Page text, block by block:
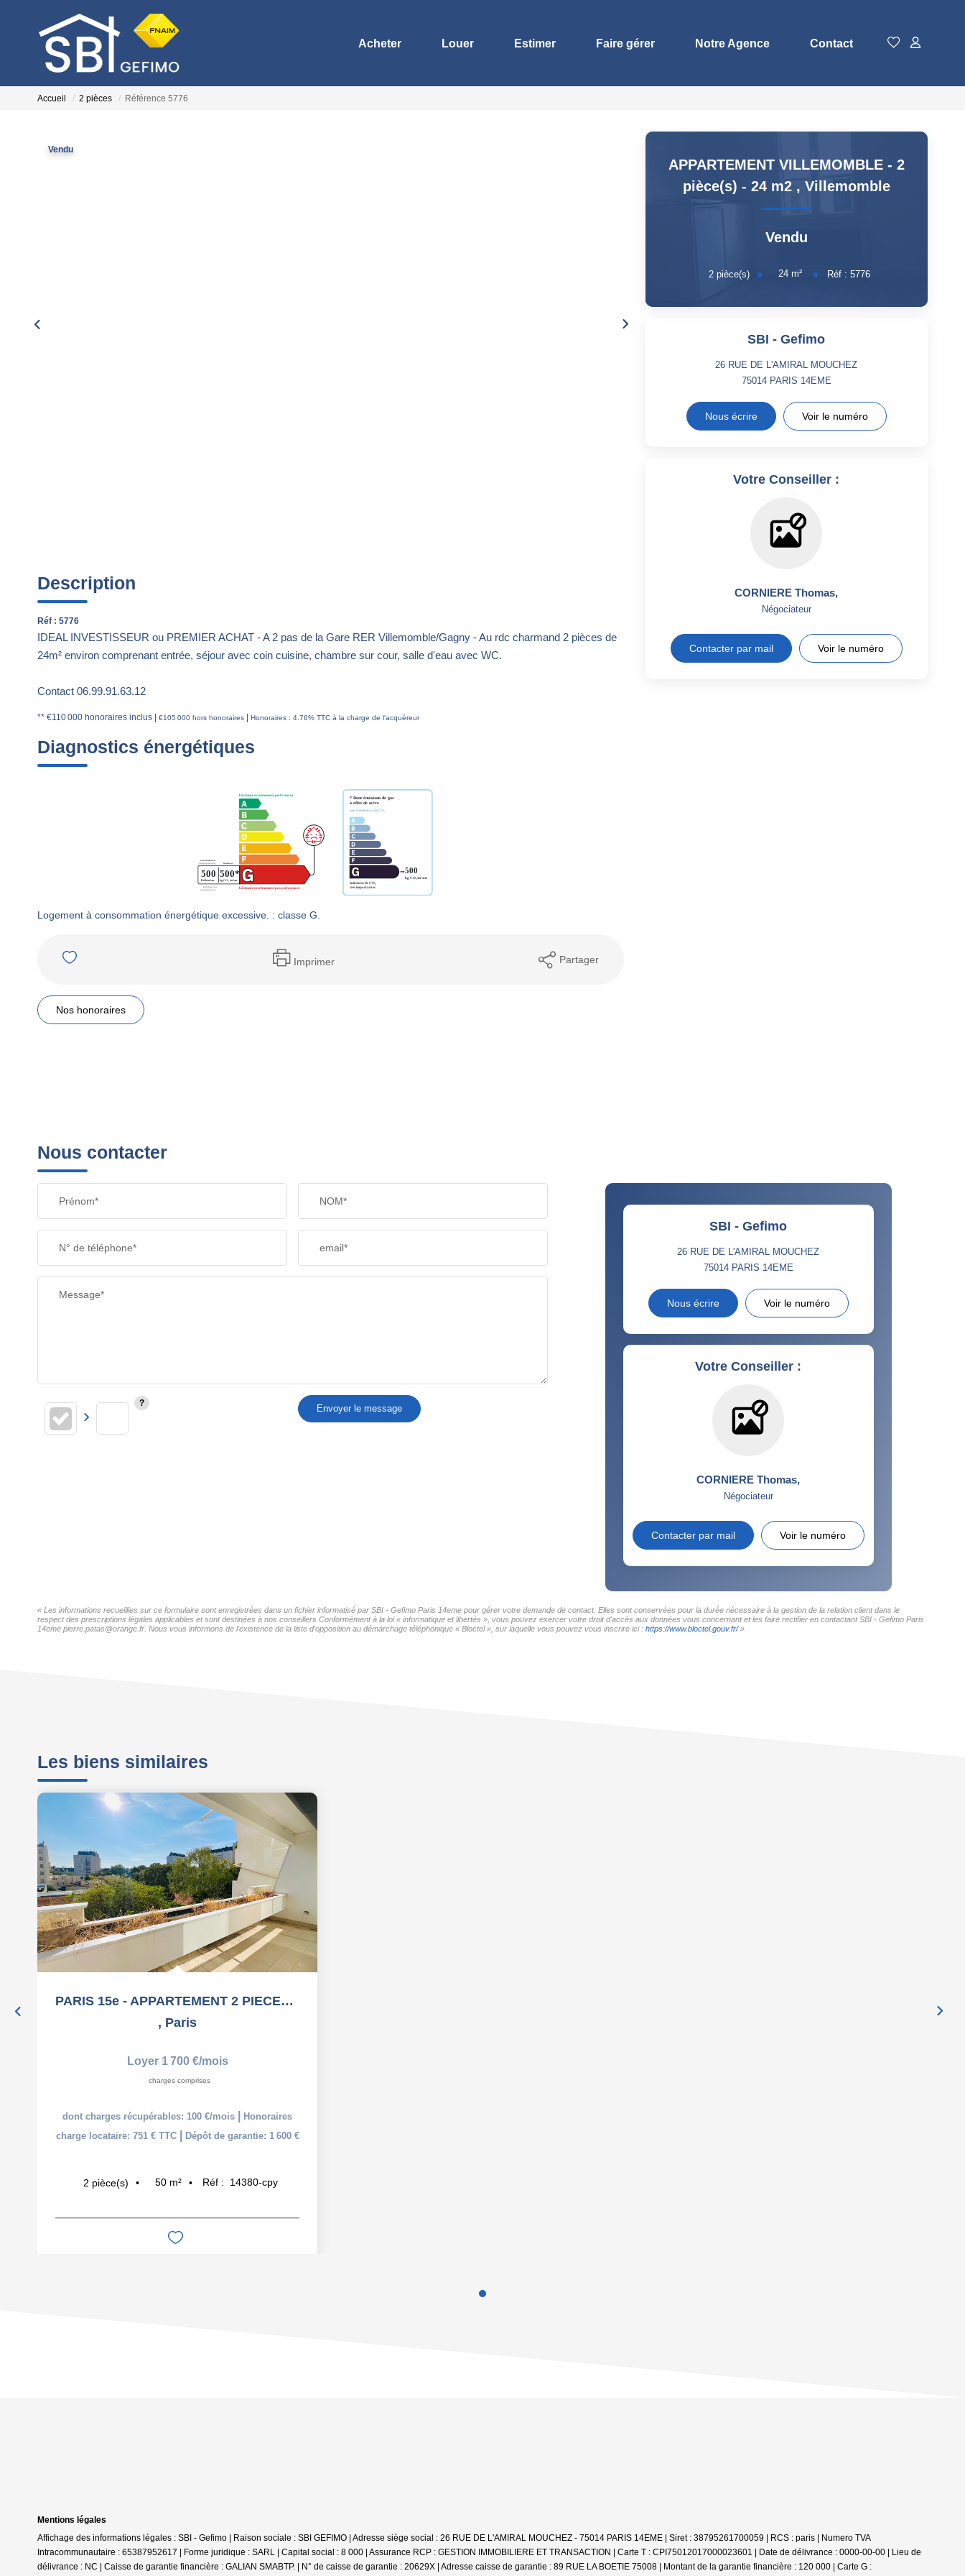
Acheter Louer Estimer Faire gérer Notre Agence Contact
Accueil 2 pièces Référence 5776
Vendu
Description
Réf : 5776
IDEAL INVESTISSEUR ou PREMIER ACHAT - A 2 pas de la Gare RER Villemomble/Gagny - Au rdc charmand 2 pièces de
24m² environ comprenant entrée, séjour avec coin cuisine, chambre sur cour, salle d'eau avec WC.
Contact 06.99.91.63.12
** €110 000 honoraires inclus €105 000 hors honoraires Honoraires : 4.76% TTC à la charge de l'acquéreur
Diagnostics énergétiques
Logement à consommation énergétique excessive. : classe G.
Imprimer Partager
Nos honoraires
APPARTEMENT VILLEMOMBLE - 2
pièce(s) - 24 m2 , Villemomble
Vendu
2 pièce(s) 24 m² Réf : 5776
SBI - Gefimo
26 RUE DE L'AMIRAL MOUCHEZ
75014 PARIS 14EME
Nous écrire Voir le numéro
Votre Conseiller :
CORNIERE Thomas,
Négociateur
Contacter par mail Voir le numéro
Nous contacter
Prénom* NOM*
N° de téléphone* email*
Message*
Envoyer le message
SBI - Gefimo
26 RUE DE L'AMIRAL MOUCHEZ
75014 PARIS 14EME
Nous écrire Voir le numéro
Votre Conseiller :
CORNIERE Thomas,
Négociateur
Contacter par mail Voir le numéro
« Les informations recueillies sur ce formulaire sont enregistrées dans un fichier informatisé par SBI - Gefimo Paris 14eme pour gérer votre demande de contact. Elles sont conservées pour la durée nécessaire à la gestion de la relation client dans le
respect des prescriptions légales applicables et sont destinées à nos conseillers Conformément à la loi « informatique et libertés », vous pouvez exercer votre droit d'accès aux données vous concernant et les faire rectifier en contactant SBI - Gefimo Paris
14eme pierre.patas@orange.fr. Nous vous informons de l'existence de la liste d'opposition au démarchage téléphonique « Bloctel », sur laquelle vous pouvez vous inscrire ici : https://www.bloctel.gouv.fr/»
Les biens similaires
PARIS 15e - APPARTEMENT 2 PIECES AVEC BALCON + PARKING -...
, Paris
Loyer 1 700 €/mois
charges comprises
dont charges récupérables: 100 €/mois
Honoraires
charge locataire: 751 € TTC
Dépôt de garantie: 1 600 €
2 pièce(s) 50 m² Réf : 14380-cpy
Mentions légales
Affichage des informations légales : SBI - Gefimo | Raison sociale : SBI GEFIMO | Adresse siège social : 26 RUE DE L'AMIRAL MOUCHEZ - 75014 PARIS 14EME | Siret : 38795261700059 | RCS : paris | Numero TVA
Intracommunautaire : 65387952617 | Forme juridique : SARL | Capital social : 8 000 | Assurance RCP : GESTION IMMOBILIERE ET TRANSACTION | Carte T : CPI75012017000023601 | Date de délivrance : 0000-00-00 | Lieu de
délivrance : NC | Caisse de garantie financière : GALIAN SMABTP. | N° de caisse de garantie : 20629X | Adresse caisse de garantie : 89 RUE LA BOETIE 75008 | Montant de la garantie financière : 120 000 | Carte G :